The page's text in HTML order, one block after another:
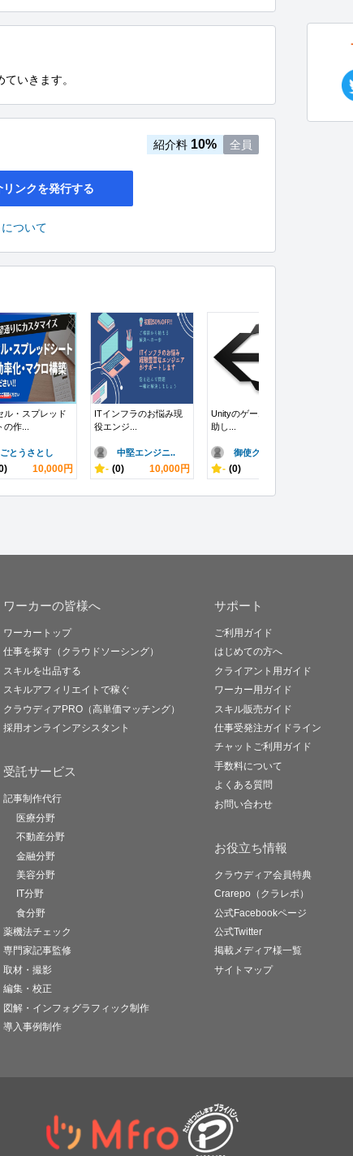
いきます。
紹介料 10% 全員
ンクを発行する
ついて
ル・スプレッド
の作...
ごとうさとし
10,000円
ITインフラのお悩み現
役エンジ...
中堅エンジニ..
- (0) 10,000円
Unityのゲーム制作を補
助し...
御使クルト
- (0)
ワーカーの皆様へ
ワーカートップ
仕事を探す（クラウドソーシング）
スキルを出品する
スキルアフィリエイトで稼ぐ
クラウディアPRO（高単価マッチング）
採用オンラインアシスタント
受託サービス
記事制作代行
医療分野
不動産分野
金融分野
美容分野
IT分野
食分野
薬機法チェック
専門家記事監修
取材・撮影
編集・校正
図解・インフォグラフィック制作
導入事例制作
サポート
ご利用ガイド
はじめての方へ
クライアント用ガイド
ワーカー用ガイド
スキル販売ガイド
仕事受発注ガイドライン
チャットご利用ガイド
手数料について
よくある質問
お問い合わせ
お役立ち情報
クラウディア会員特典
Crarepo（クラレポ）
公式Facebookページ
公式Twitter
掲載メディア様一覧
サイトマップ